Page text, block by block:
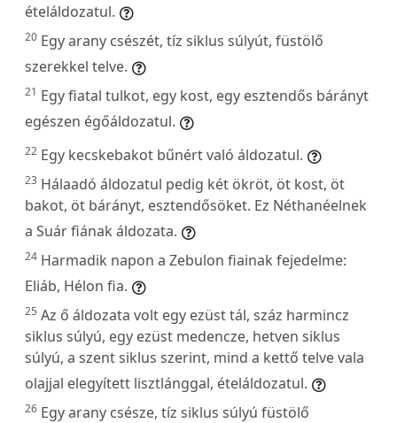
ételáldozatul.
20 Egy arany csészét, tíz siklus súlyút, füstölő
szerekkel telve.
21 Egy fiatal tulkot, egy kost, egy esztendős bárányt
egészen égőáldozatul.
22 Egy kecskebakot bűnért való áldozatul.
23 Hálaadó áldozatul pedig két ökröt, öt kost, öt
bakot, öt bárányt, esztendősöket. Ez Néthanéelnek
a Suár fiának áldozata.
24 Harmadik napon a Zebulon fiainak fejedelme:
Eliáb, Hélon fia.
25 Az ő áldozata volt egy ezüst tál, száz harmincz
siklus súlyú, egy ezüst medencze, hetven siklus
súlyú, a szent siklus szerint, mind a kettő telve vala
olajjal elegyített lisztlánggal, ételáldozatul.
26 Egy arany csésze, tíz siklus súlyú füstölő